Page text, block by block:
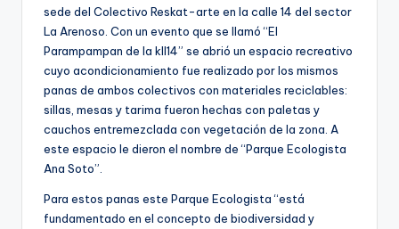
sede del Colectivo Reskat-arte en la calle 14 del sector
La Arenoso. Con un evento que se llamó “El
Parampampan de la kll14” se abrió un espacio recreativo
cuyo acondicionamiento fue realizado por los mismos
panas de ambos colectivos con materiales reciclables:
sillas, mesas y tarima fueron hechas con paletas y
cauchos entremezclada con vegetación de la zona. A
este espacio le dieron el nombre de “Parque Ecologista
Ana Soto”.
Para estos panas este Parque Ecologista “está
fundamentado en el concepto de biodiversidad y